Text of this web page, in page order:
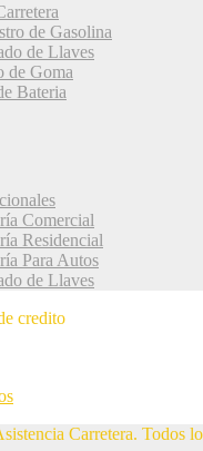
de Gasolina
de Llaves
de Goma
Bateria
Comercial
Residencial
Para Autos
de Llaves
de credito
Carretera. Todos